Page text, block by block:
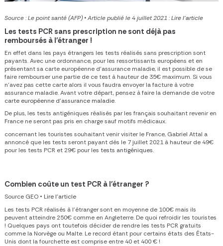
Source : Le point santé (AFP) • Article publié le 4 juillet 2021 :Lire l'article
Les tests PCR sans prescription ne sont déjà pas
remboursés à l'étranger !
En effet dans les pays étrangers les tests réalisés sans prescription sont
payants. Avec une ordonnance, pour les ressortissants européens et en
présentant sa carte européenne d'assurance maladie, il est possible de se
faire rembourser une partie de ce test à hauteur de 35€ maximum. Si vous
n'avez pas cette carte alors il vous faudra envoyer la facture à votre
assurance maladie. Avant votre départ, pensez à faire la demande de votre
carte européenne d'assurance maladie.
De plus, les tests antigéniques réalisés par les français souhaitant revenir en
France ne seront pas pris en charge sauf motifs médicaux.
concernant les touristes souhaitant venir visiter le France, Gabriel Attal a
annoncé que les tests seront payant dés le 7 juillet 2021 à hauteur de 49€
pour les tests PCR et 29€ pour les tests antigéniques.
Combien coûte un test PCR à l'étranger ?
Source GEO • Lire l'article
Les tests PCR réalisés à l'étranger sont en moyenne de 100€ mais ils
peuvent atteindre 250€ comme en Angleterre. De quoi refroidir les touristes
! Quelques pays ont toutefois décider de rendre les tests PCR gratuits
comme la Norvège ou Malte. Le record étant pour certains états des États-
Unis dont la fourchette est comprise entre 40 et 400 € !